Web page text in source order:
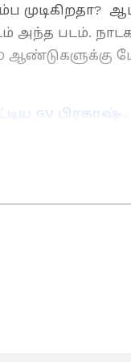
முடிகிறதா?
அந்த படம்.
ஆண்டுகளுக்கு
GV